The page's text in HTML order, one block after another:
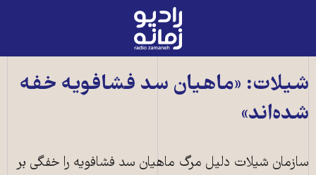
رادیو
زمانه
به
صفحه
شیلات: «ماهیان سد فشافویه خفه
شده‌اند»
سازمان شیلات دلیل مرگ ماهیان سد فشافویه را خفگی بر